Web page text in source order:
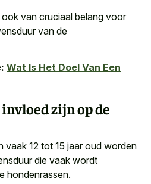
van cruciaal belang voor
van de
Wat Is Het Doel Van Een
zijn op de
vaak 12 tot 15 jaar oud worden
die vaak wordt
hondenrassen.